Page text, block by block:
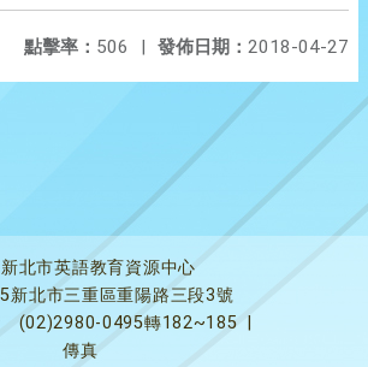
發佈日期： 2018-04-27
點擊率： 506 |
新北市英語教育資源中心
新北市三重區重陽路三段3號
(02)2980-0495轉182~185
傳真